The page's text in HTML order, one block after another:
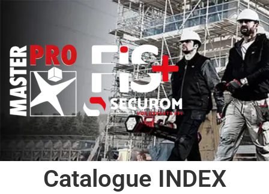
Catalogue INDEX